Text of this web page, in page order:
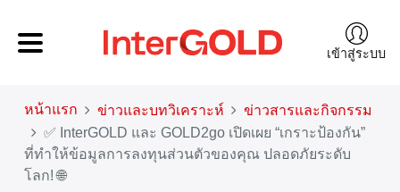
เข้าสู่ระบบ
หน้าแรก ข่าวและบทวิเคราะห์
ข่าวสารและกิจกรรม
✅ InterGOLD และ GOLD2go เปิดเผย “เกราะป้องกัน”
ที่ทำให้ข้อมูลการลงทุนส่วนตัวของคุณ ปลอดภัยระดับ
โลก! 🌐